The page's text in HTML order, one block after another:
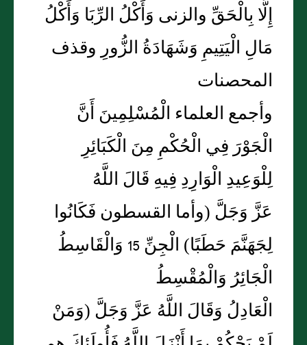
إِلَّا بِالْحَقِّ والزنى وَأَكْلُ الرِّبَا وَأَكْلُ
مَالِ الْيَتِيمِ وَشَهَادَةُ الزُّورِ وقذف
المحصنات
وأجمع العلماء الْمُسْلِمِينَ أَنَّ
الْجَوْرَ فِي الْحُكْمِ مِنَ الْكَبَائِرِ
لِلْوَعِيدِ الْوَارِدِ فِيهِ قَالَ اللَّهُ
عَزَّ وَجَلَّ (وأما القسطون فَكَانُوا
لِجَهَنَّمَ حَطَبًا) الْجِنِّ 15 وَالْقَاسِطُ
الْجَائِرُ وَالْمُقْسِطُ
الْعَادِلُ وَقَالَ اللَّهُ عَزَّ وَجَلَّ (وَمَنْ